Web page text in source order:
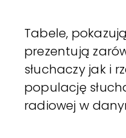
Tabele,
prezentują
słuchaczy jak i
populację
radiowej w